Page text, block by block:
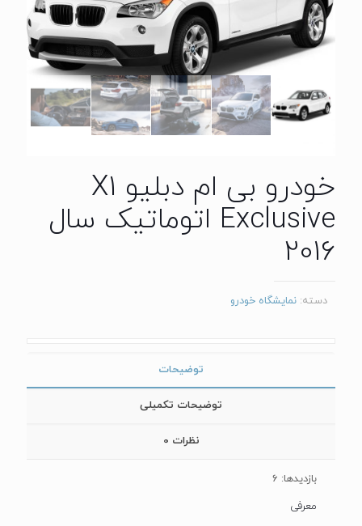
خودرو بی ام دبلیو X1
Exclusive اتوماتیک سال
2016
دسته: نمایشگاه خودرو
توضیحات
توضیحات تکمیلی
نظرات 0
بازدیدها: 6
معرفی